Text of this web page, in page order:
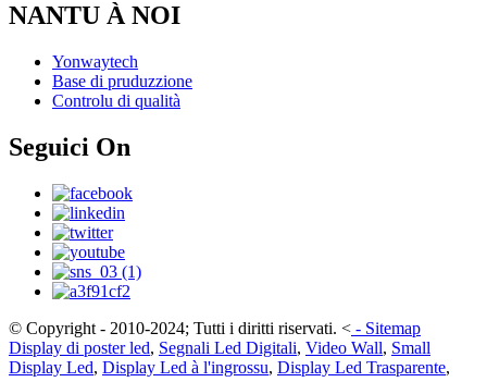
NANTU À NOI
Yonwaytech
Base di pruduzzione
Controlu di qualità
Seguici On
© Copyright - 2010-2024; Tutti i diritti riservati. < - Sitemap
Display di poster led, Segnali Led Digitali, Video Wall, Small
Display Led, Display Led à l'ingrossu, Display Led Trasparente,